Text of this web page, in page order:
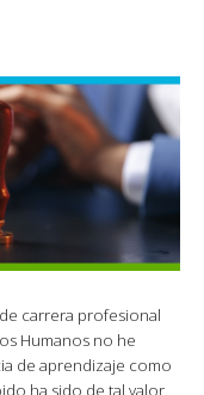
carrera profesional
Humanos no he
de aprendizaje como
ha sido de tal valor,